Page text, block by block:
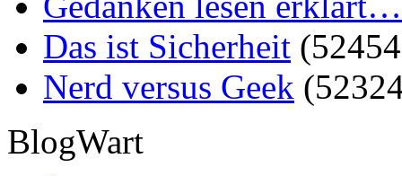
Das ist Sicherheit
Nerd versus Geek
BlogWart